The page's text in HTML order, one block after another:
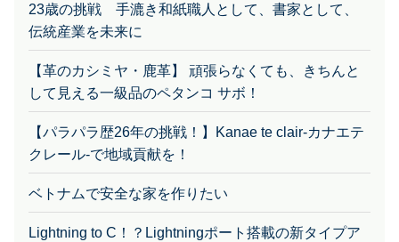
23歳の挑戦 手漉き和紙職人として、書家として、
伝統産業を未来に
【革のカシミヤ・鹿革】 頑張らなくても、きちんと
して見える一級品のペタンコ サボ！
【パラパラ歴26年の挑戦！】Kanae te clair-カナエテ
クレール-で地域貢献を！
ベトナムで安全な家を作りたい
Lightning to C！？Lightningポート搭載の新タイプア